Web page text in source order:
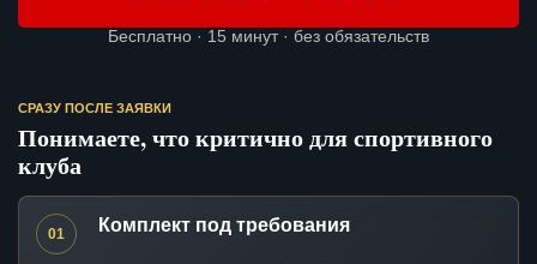
Бесплатно · 15 минут · без обязательств
СРАЗУ ПОСЛЕ ЗАЯВКИ
Понимаете, что критично для спортивного
клуба
01 Комплект под требования